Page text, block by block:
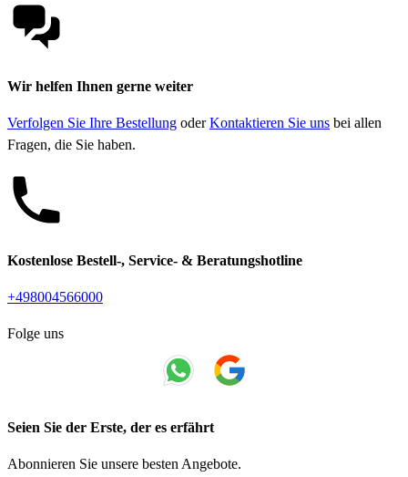
Wir helfen Ihnen gerne weiter
Verfolgen Sie Ihre Bestellung oderKontaktieren Sie uns bei allen
Fragen, die Sie haben.
Kostenlose Bestell-, Service- & Beratungshotline
+498004566000
Folge uns
Seien Sie der Erste, der es erfährt
Abonnieren Sie unsere besten Angebote.